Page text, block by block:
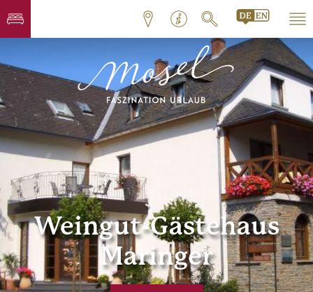
Weingut-Gästehaus
Maringer